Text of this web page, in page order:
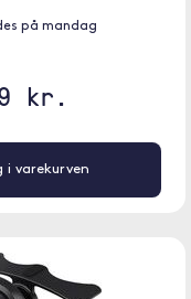
på mandag
kr.
i varekurven